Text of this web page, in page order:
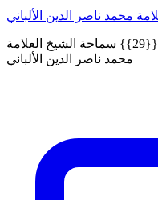
محمد ناصر الدين الألباني
التحذير من تقليد الكفار و التشبه بهم {{29}} سماحة الشيخ العلامة
محمد ناصر الدين الألباني